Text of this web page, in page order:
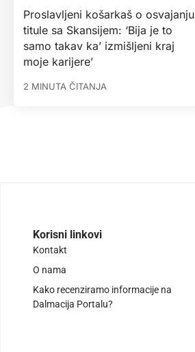
Proslavljeni košarkaš o osvajanju
titule sa Skansijem: ‘Bija je to
samo takav ka’ izmišljeni kraj
moje karijere’
2 MINUTA ČITANJA
Korisni linkovi
Kontakt
O nama
Kako recenziramo informacije na
Dalmacija Portalu?